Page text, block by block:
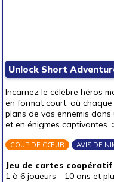
Unlock Short
Incarnez le célèbre héros
en format court, où
plans de vos ennemis
et en énigmes captivantes.
COUP DE CŒUR AVIS DE
Jeu de cartes
1 à 6 joueurs - 10 ans et